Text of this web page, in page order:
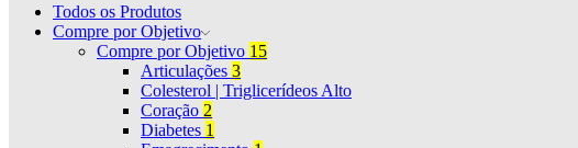
Todos os Produtos
Compre por Objetivo
Compre por Objetivo 15
Articulações 3
Colesterol | Triglicerídeos Alto
Coração 2
Diabetes 1